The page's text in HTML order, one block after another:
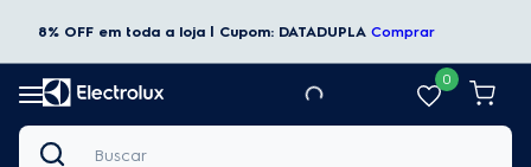
8% OFF em toda a loja | Cupom: DATADUPLA Comprar
0
Buscar